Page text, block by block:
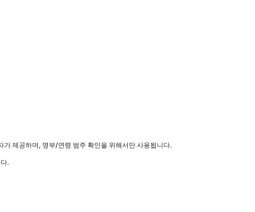
제공하며, 명부/연령 범주 확인을 위해서만 사용됩니다.
.